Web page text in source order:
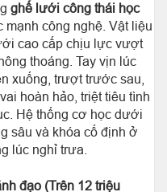
ghế lưới công thái học
mạnh công nghệ. Vật liệu
cao cấp chịu lực vượt
thoáng. Tay vịn lúc
xuống, trượt trước sau,
hoàn hảo, triệt tiêu tình
Hệ thống cơ học dưới
sâu và khóa cố định ở
lúc nghỉ trưa.
đạo (Trên 12 triệu